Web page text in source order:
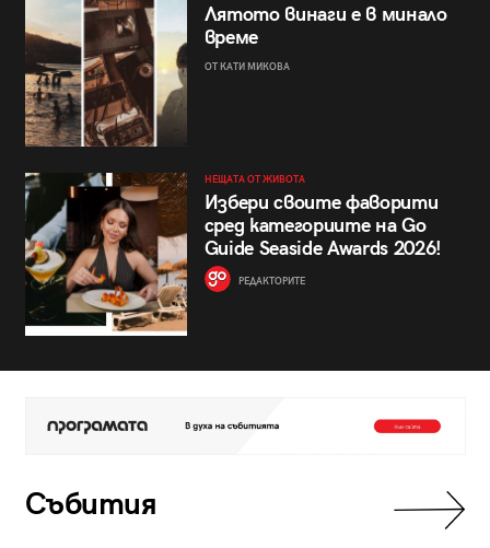
Лятото винаги е в минало
време
ОТ КАТИ МИКОВА
НЕЩАТА ОТ ЖИВОТА
Избери своите фаворити
сред категориите на Go
Guide Seaside Awards 2026!
РЕДАКТОРИТЕ
Събития